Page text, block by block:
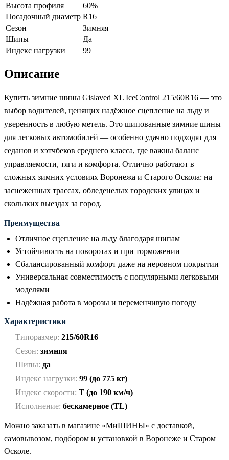
Высота профиля
60%
Посадочный диаметр R16
Сезон
Зимняя
Шипы
Да
Индекс нагрузки
99
Описание
Купить зимние шины Gislaved XL IceControl 215/60R16 — это
выбор водителей, ценящих надёжное сцепление на льду и
уверенность в любую метель. Это шипованные зимние шины
для легковых автомобилей — особенно удачно подходят для
седанов и хэтчбеков среднего класса, где важны баланс
управляемости, тяги и комфорта. Отлично работают в
сложных зимних условиях Воронежа и Старого Оскола: на
заснеженных трассах, обледенелых городских улицах и
скользких выездах за город.
Преимущества
Отличное сцепление на льду благодаря шипам
Устойчивость на поворотах и при торможении
Сбалансированный комфорт даже на неровном покрытии
Универсальная совместимость с популярными легковыми
моделями
Надёжная работа в морозы и переменчивую погоду
Характеристики
Типоразмер: 215/60R16
Сезон: зимняя
Шипы: да
Индекс нагрузки: 99 (до 775 кг)
Индекс скорости: T (до 190 км/ч)
Исполнение: бескамерное (TL)
Можно заказать в магазине «МиШИНЫ» с доставкой,
самовывозом, подбором и установкой в Воронеже и Старом
Осколе.